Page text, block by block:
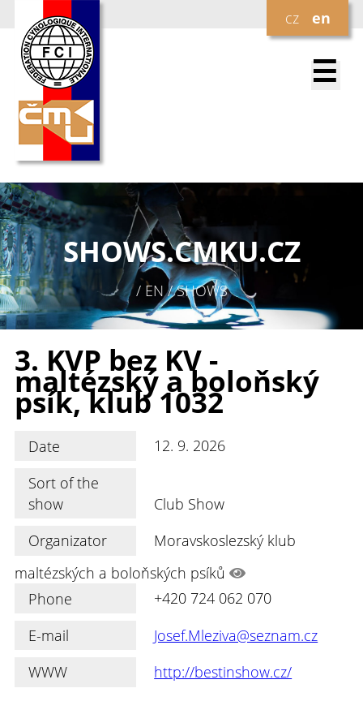
cz en
☰
SHOWS.CMKU.CZ
/ EN / SHOWS
3. KVP bez KV -
maltézský a boloňský
psík, klub 1032
Date
12. 9. 2026
Sort of the
show
Club Show
Organizator
Moravskoslezský klub
maltézských a boloňských psíků
Phone
+420 724 062 070
E-mail
Josef.Mleziva@seznam.cz
WWW
http://bestinshow.cz/